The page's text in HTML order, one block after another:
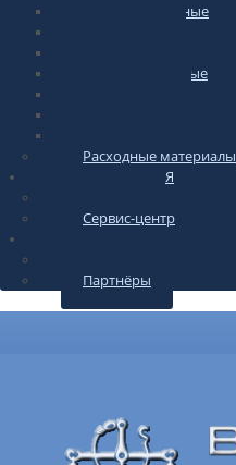
Платформенные
Автомобильные
Расходные материалы
ИНФОРМАЦИЯ
Сервис-центр
Партнёры